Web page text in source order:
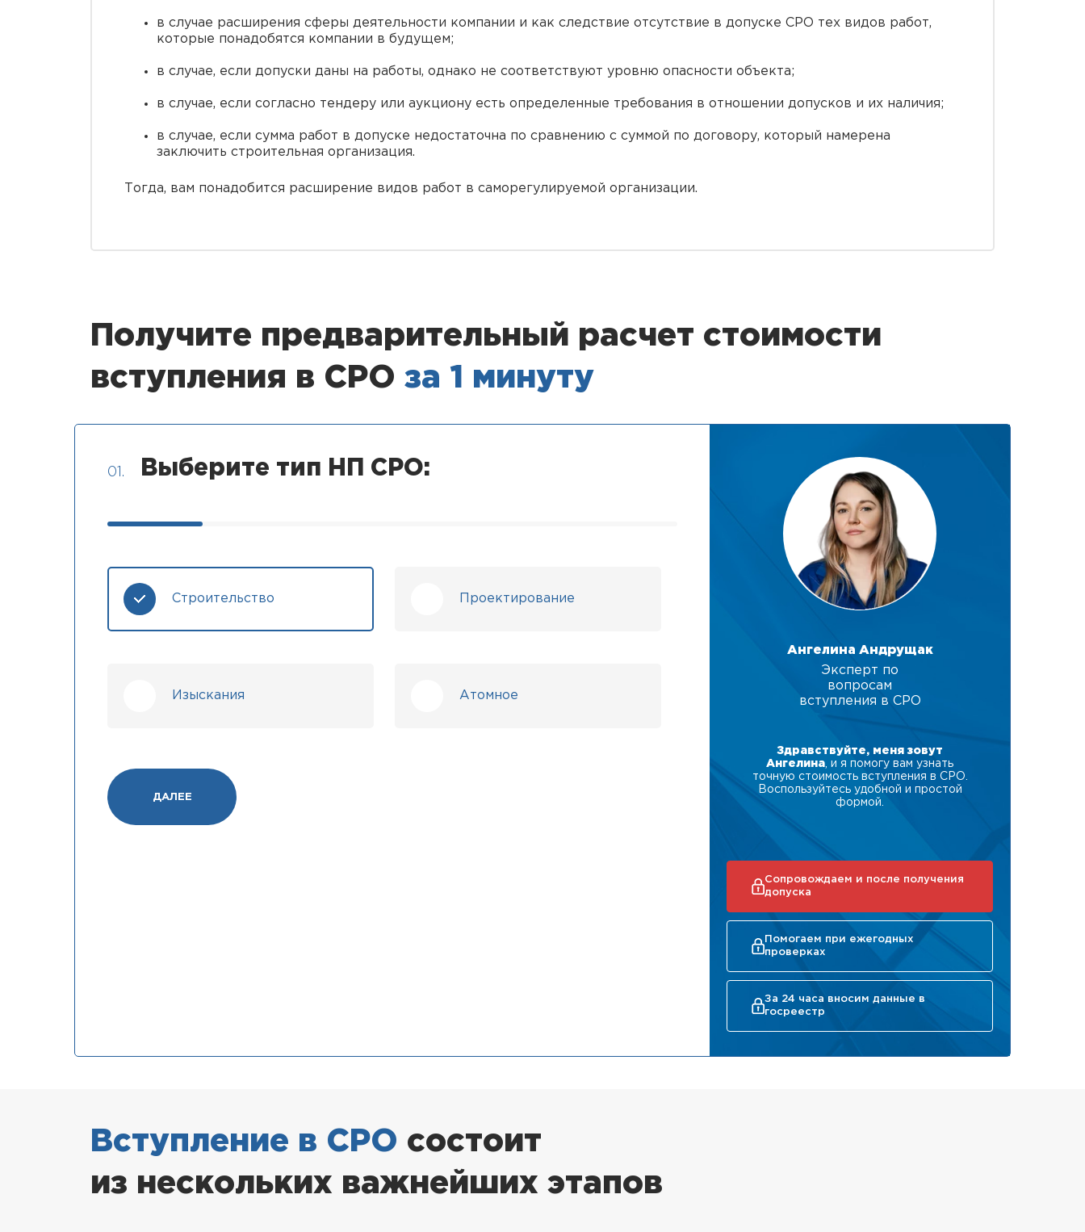
в случае расширения сферы деятельности компании и как следствие отсутствие в допуске СРО тех видов работ,
которые понадобятся компании в будущем;
в случае, если допуски даны на работы, однако не соответствуют уровню опасности объекта;
в случае, если согласно тендеру или аукциону есть определенные требования в отношении допусков и их наличия;
в случае, если сумма работ в допуске недостаточна по сравнению с суммой по договору, который намерена
заключить строительная организация.
Тогда, вам понадобится расширение видов работ в саморегулируемой организации.
Получите предварительный расчет стоимости
вступления в СРО за 1 минуту
01. Выберите тип НП СРО:
Строительство Проектирование
Изыскания Атомное
ДАЛЕЕ
Ангелина Андрущак
Эксперт по
вопросам
вступления в СРО
Здравствуйте, меня зовут
Ангелина , и я помогу вам узнать
точную стоимость вступления в СРО.
Воспользуйтесь удобной и простой
формой.
Сопровождаем и после получения
допуска
Помогаем при ежегодных
проверках
За 24 часа вносим данные в
госреестр
Вступление в СРО состоит
из нескольких важнейших этапов